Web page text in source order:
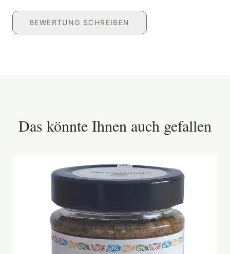
BEWERTUNG SCHREIBEN
Das könnte Ihnen auch gefallen